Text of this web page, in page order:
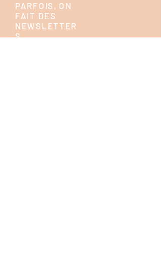
PARFOIS, ON
FAIT DES
NEWSLETTER
S